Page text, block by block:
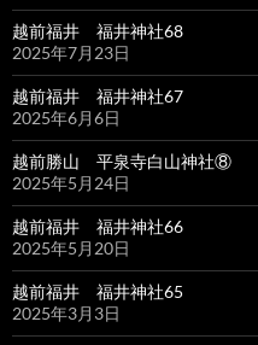
越前福井 福井神社68
2025年7月23日
越前福井 福井神社67
2025年6月6日
越前勝山 平泉寺白山神社⑧
2025年5月24日
越前福井 福井神社66
2025年5月20日
越前福井 福井神社65
2025年3月3日